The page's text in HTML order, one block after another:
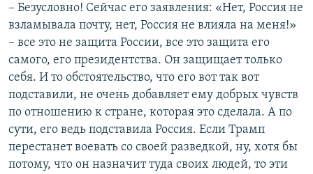
– Безусловно! Сейчас его заявления: «Нет, Россия не
взламывала почту, нет, Россия не влияла на меня!»
– все это не защита России, все это защита его
самого, его президентства. Он защищает только
себя. И то обстоятельство, что его вот так вот
подставили, не очень добавляет ему добрых чувств
по отношению к стране, которая это сделала. А по
сути, его ведь подставила Россия. Если Трамп
перестанет воевать со своей разведкой, ну, хотя бы
потому, что он назначит туда своих людей, то эти